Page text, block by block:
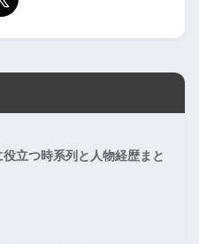
立つ時系列と人物経歴まと